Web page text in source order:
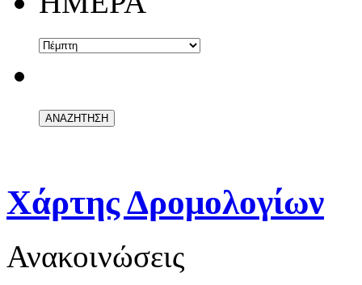
Χάρτης Δρομολογίων
Ανακοινώσεις